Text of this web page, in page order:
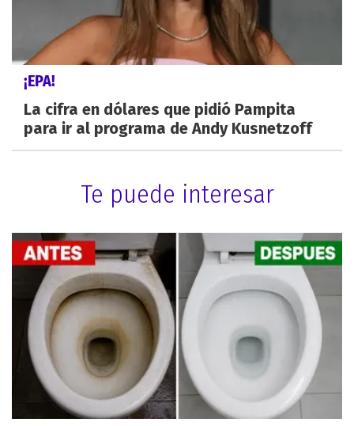
¡EPA!
La cifra en dólares que pidió Pampita
para ir al programa de Andy Kusnetzoff
Te puede interesar